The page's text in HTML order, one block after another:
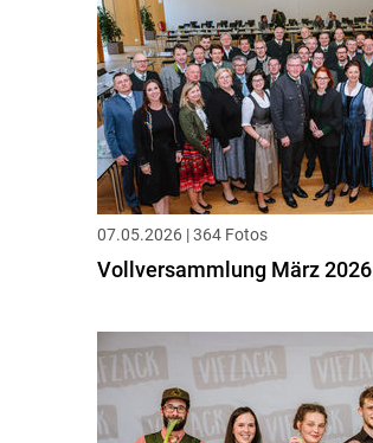
07.05.2026 | 364 Fotos
Vollversammlung März 2026